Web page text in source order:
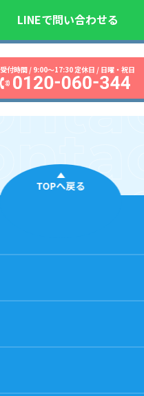
LINEで問い合わせる
受付時間 / 9:00〜17:30 定休日 / 日曜・祝日
TOPへ戻る